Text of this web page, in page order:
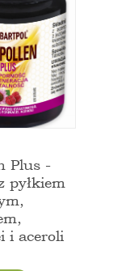
Plus -
pyłkiem
i aceroli